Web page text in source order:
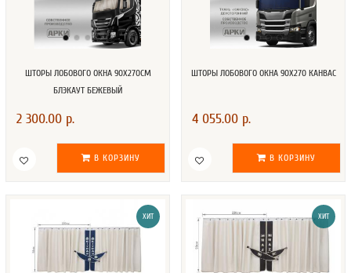
ШТОРЫ ЛОБОВОГО ОКНА 90Х270СМ
БЛЭКАУТ БЕЖЕВЫЙ
2 300.00 р.
В КОРЗИНУ
ШТОРЫ ЛОБОВОГО ОКНА 90Х270 КАНВАС
4 055.00 р.
В КОРЗИНУ
ХИТ ХИТ